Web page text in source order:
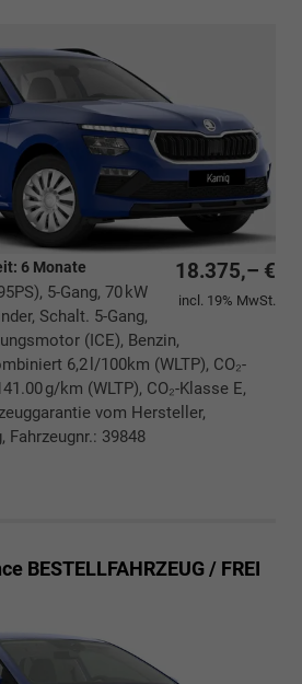
18.375,– €
incl. 19% MwSt.
6 Monate
5-Gang, 70 kW
Schalt. 5-Gang,
(ICE), Benzin,
6,2 l/100km (WLTP), CO₂-
g/km (WLTP), CO₂-Klasse E,
vom Hersteller,
Fahrzeugnr.: 39848
drucken
BESTELLFAHRZEUG / FREI